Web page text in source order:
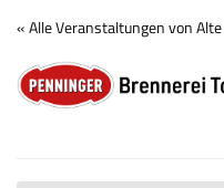
Zum
Haupt-
Inhalt
springen
« Alle Veranstaltungen von
Brennerei
Tour